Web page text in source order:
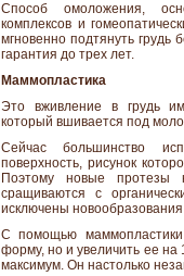
Способ омоложения,
комплексов и
мгновенно подтянуть грудь
гарантия до трех лет.
Маммопластика
Это вживление в грудь
который вшивается под
Сейчас большинство
поверхность, рисунок
Поэтому новые протезы
сращиваются с
исключены новообразования
С помощью
форму, но и увеличить ее на
максимум. Он настолько